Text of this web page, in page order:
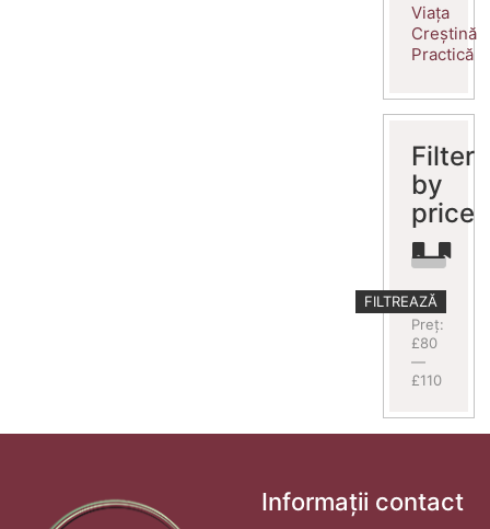
Viața
Creștină
Practică
Filter
by
price
Preț
minim
Preț
maxim
FILTREAZĂ
Preț:
£80
—
£110
Informații contact